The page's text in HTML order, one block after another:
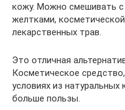
кожу. Можно смешивать
желтками,
лекарственных трав.
Это отличная
Косметическое
условиях из
больше пользы.